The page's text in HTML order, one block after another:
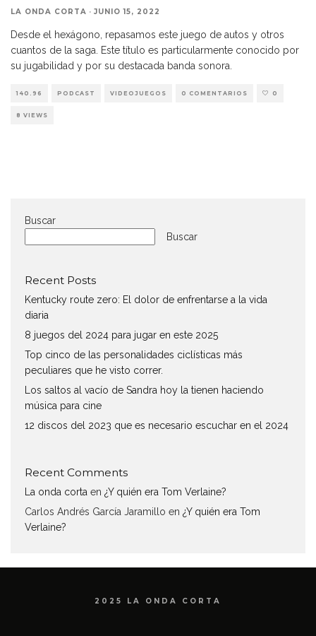
LA ONDA CORTA · JUNIO 15, 2022
Desde el hexágono, repasamos este juego de autos y otros
cuantos de la saga. Este título es particularmente conocido por
su jugabilidad y por su destacada banda sonora.
140.96 PODCAST VIDEOJUEGOS 0 COMENTARIOS 0
8 VIEWS
Buscar
Buscar
Recent Posts
Kentucky route zero: El dolor de enfrentarse a la vida
diaria
8 juegos del 2024 para jugar en este 2025
Top cinco de las personalidades ciclísticas más
peculiares que he visto correr.
Los saltos al vacío de Sandra hoy la tienen haciendo
música para cine
12 discos del 2023 que es necesario escuchar en el 2024
Recent Comments
La onda corta en ¿Y quién era Tom Verlaine?
Carlos Andrés García Jaramillo en ¿Y quién era Tom
Verlaine?
2025 LA ONDA CORTA